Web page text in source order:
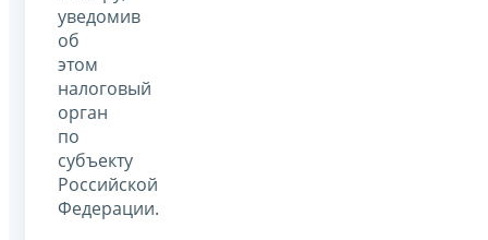
уведомив
об
этом
налоговый
орган
по
субъекту
Российской
Федерации.